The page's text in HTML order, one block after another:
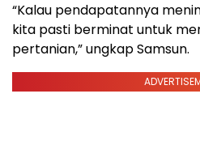
“Kalau pendapatannya
kita pasti berminat untuk
pertanian,” ungkap Samsun.